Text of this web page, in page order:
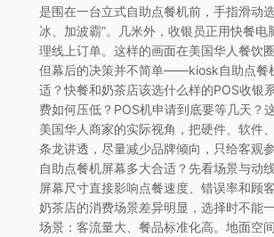
是围在一台立式自助点餐机前，手指滑动
冰、加波霸”。几米外，收银员正用快餐电
理线上订单。这样的画面在美国华人餐饮
但幕后的决策并不简单——kiosk自助点餐
适？快餐和奶茶店该选什么样的POS收银
费如何压低？POS机申请到底要等几天？
美国华人商家的实际视角，把硬件、软件
条龙讲透，尽量减少品牌倾向，只给客观
自助点餐机屏幕多大合适？先看场景与动
屏幕尺寸直接影响点餐速度、错误率和顾
奶茶店的消费场景差异明显，选择时不能
场景：客流量大、餐品标准化高。地面空